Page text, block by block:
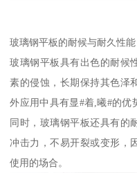
玻璃钢平板的耐候与耐久性能
玻璃钢平板具有出色的耐候
素的侵蚀，长期保持其色泽
外应用中具有显#着,曦#的优
同时，玻璃钢平板还具有的
冲击力，不易开裂或变形，
使用的场合。